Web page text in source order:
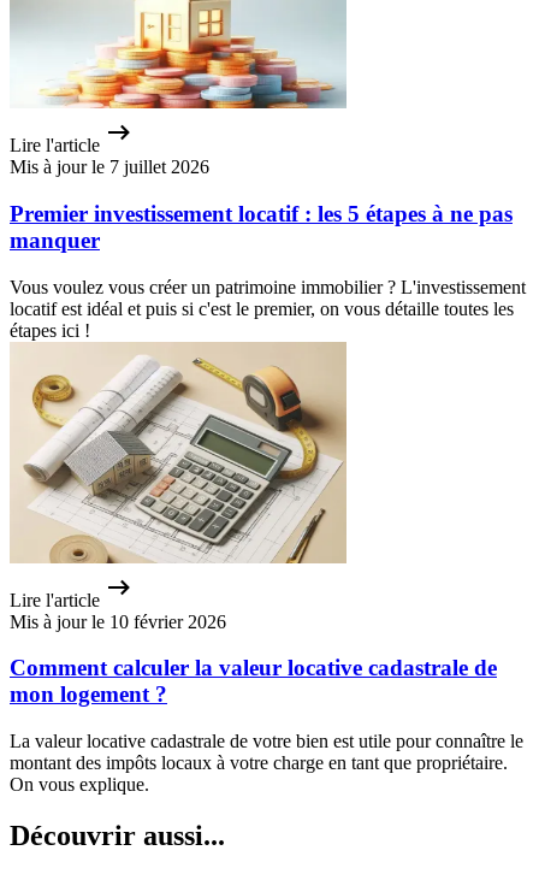
Lire l'article
Mis à jour le 7 juillet 2026
Premier investissement locatif : les 5 étapes à ne pas
manquer
Vous voulez vous créer un patrimoine immobilier ? L'investissement
locatif est idéal et puis si c'est le premier, on vous détaille toutes les
étapes ici !
Lire l'article
Mis à jour le 10 février 2026
Comment calculer la valeur locative cadastrale de
mon logement ?
La valeur locative cadastrale de votre bien est utile pour connaître le
montant des impôts locaux à votre charge en tant que propriétaire.
On vous explique.
Découvrir aussi...